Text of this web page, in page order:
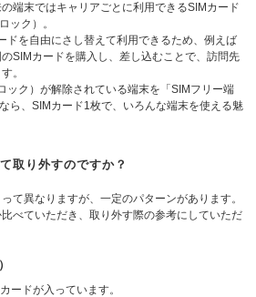
端末ではキャリアごとに利用できるSIMカード
ック）。
ドを自由にさし替えて利用できるため、例えば
SIMカードを購入し、差し込むことで、訪問先
。
ック）が解除されている端末を「SIMフリー端
ら、SIMカード1枚で、いろんな端末を使える魅
取り外すのですか？
て異なりますが、一定のパターンがあります。
べていただき、取り外す際の参考にしていただ
ードが入っています。